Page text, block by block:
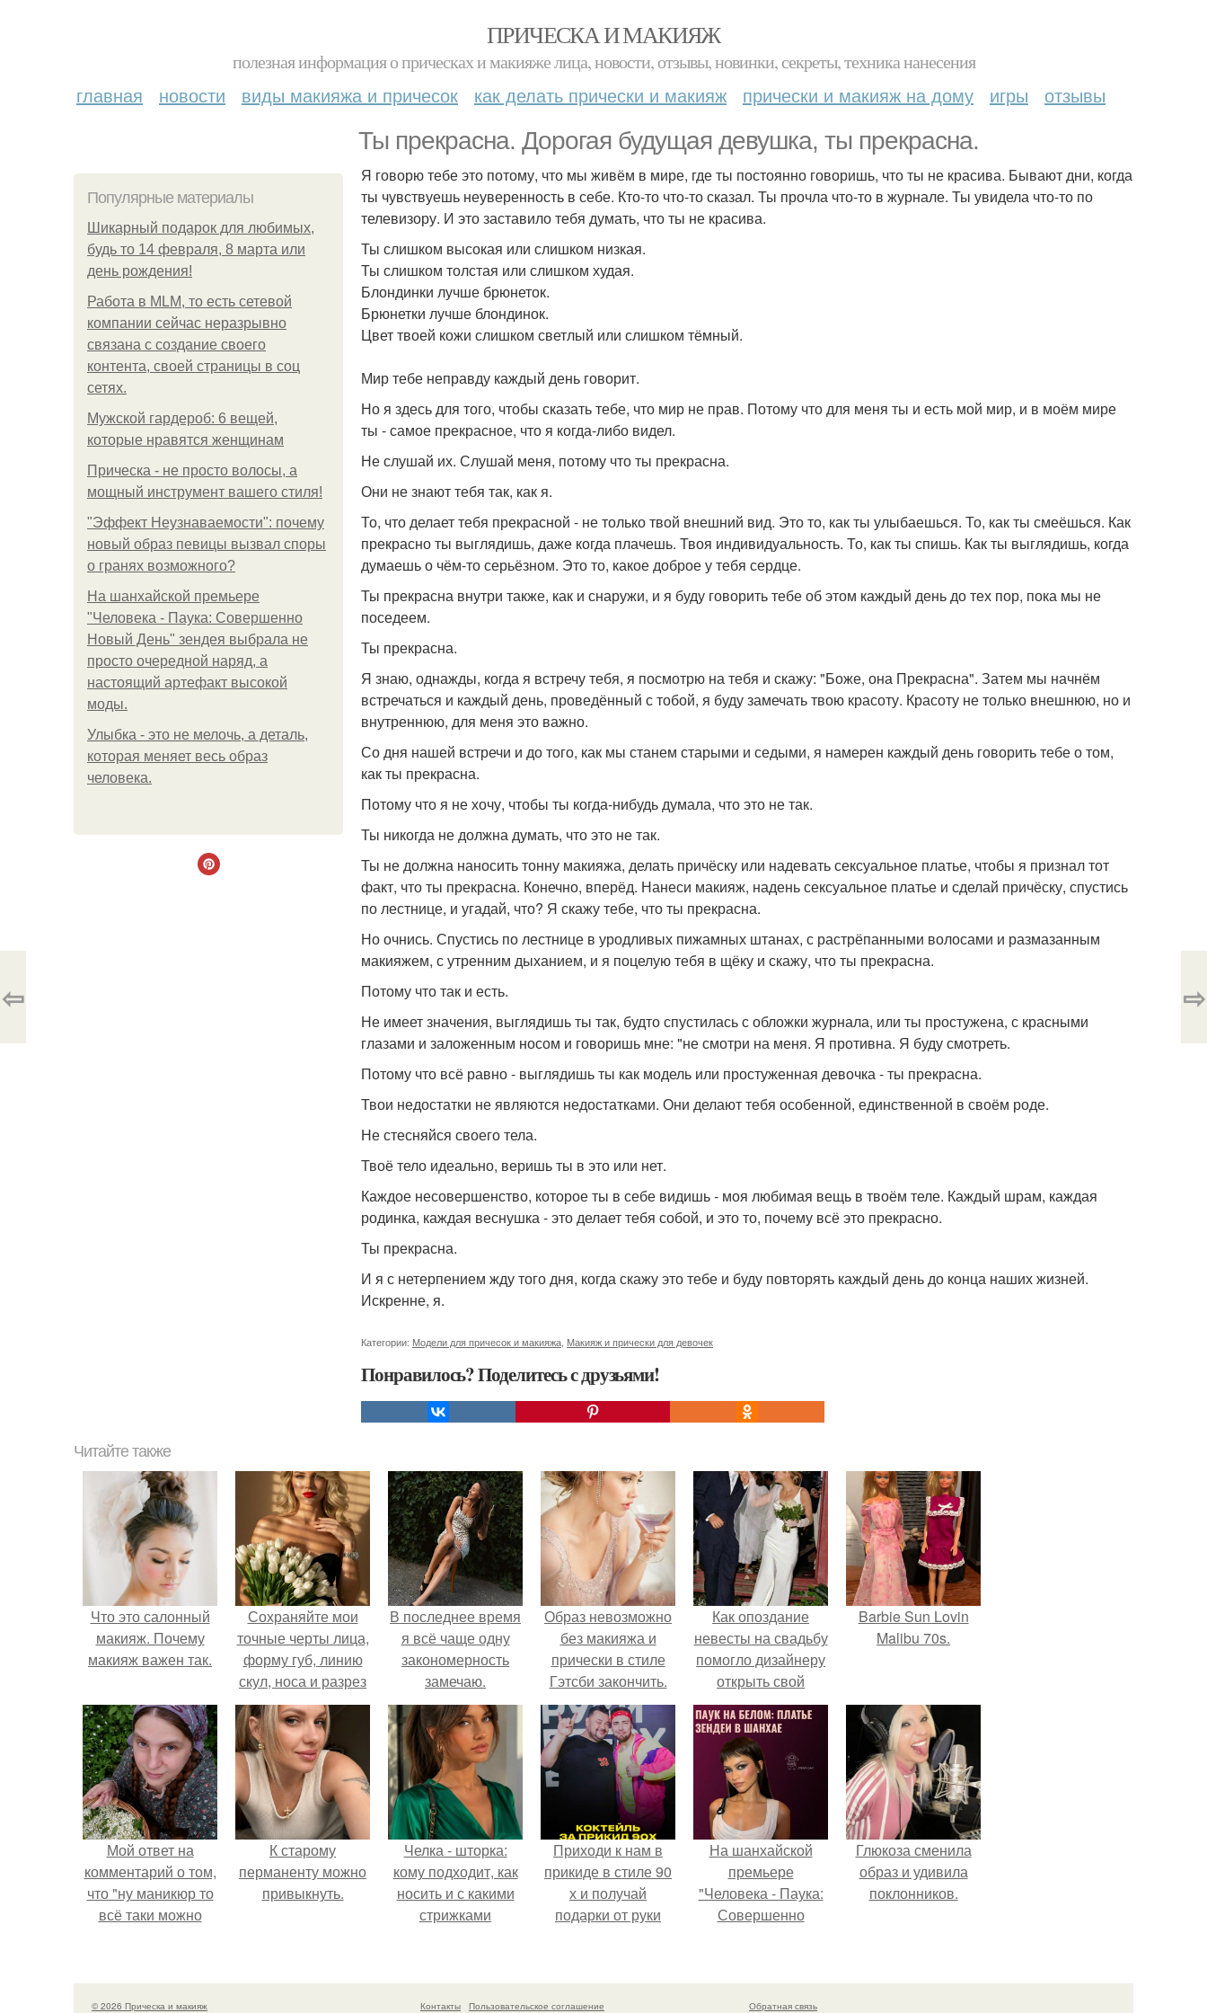
ПРИЧЕСКА И МАКИЯЖ
полезная информация о прическах и макияже лица, новости, отзывы, новинки, секреты, техника нанесения
главная новости виды макияжа и причесок как делать прически и макияж прически и макияж на дому игры отзывы
Ты прекрасна. Дорогая будущая девушка, ты прекрасна.
Популярные материалы
Шикарный подарок для любимых,
будь то 14 февраля, 8 марта или
день рождения!
Работа в MLM, то есть сетевой
компании сейчас неразрывно
связана с создание своего
контента, своей страницы в соц
сетях.
Мужской гардероб: 6 вещей,
которые нравятся женщинам
Прическа - не просто волосы, а
мощный инструмент вашего стиля!
"Эффект Неузнаваемости": почему
новый образ певицы вызвал споры
о гранях возможного?
На шанхайской премьере
"Человека - Паука: Совершенно
Новый День" зендея выбрала не
просто очередной наряд, а
настоящий артефакт высокой
моды.
Улыбка - это не мелочь, а деталь,
которая меняет весь образ
человека.
Я говорю тебе это потому, что мы живём в мире, где ты постоянно говоришь, что ты не красива. Бывают дни, когда
ты чувствуешь неуверенность в себе. Кто-то что-то сказал. Ты прочла что-то в журнале. Ты увидела что-то по
телевизору. И это заставило тебя думать, что ты не красива.
Ты слишком высокая или слишком низкая.
Ты слишком толстая или слишком худая.
Блондинки лучше брюнеток.
Брюнетки лучше блондинок.
Цвет твоей кожи слишком светлый или слишком тёмный.
Мир тебе неправду каждый день говорит.
Но я здесь для того, чтобы сказать тебе, что мир не прав. Потому что для меня ты и есть мой мир, и в моём мире
ты - самое прекрасное, что я когда-либо видел.
Не слушай их. Слушай меня, потому что ты прекрасна.
Они не знают тебя так, как я.
То, что делает тебя прекрасной - не только твой внешний вид. Это то, как ты улыбаешься. То, как ты смеёшься. Как
прекрасно ты выглядишь, даже когда плачешь. Твоя индивидуальность. То, как ты спишь. Как ты выглядишь, когда
думаешь о чём-то серьёзном. Это то, какое доброе у тебя сердце.
Ты прекрасна внутри также, как и снаружи, и я буду говорить тебе об этом каждый день до тех пор, пока мы не
поседеем.
Ты прекрасна.
Я знаю, однажды, когда я встречу тебя, я посмотрю на тебя и скажу: "Боже, она Прекрасна". Затем мы начнём
встречаться и каждый день, проведённый с тобой, я буду замечать твою красоту. Красоту не только внешнюю, но и
внутреннюю, для меня это важно.
Со дня нашей встречи и до того, как мы станем старыми и седыми, я намерен каждый день говорить тебе о том,
как ты прекрасна.
Потому что я не хочу, чтобы ты когда-нибудь думала, что это не так.
Ты никогда не должна думать, что это не так.
Ты не должна наносить тонну макияжа, делать причёску или надевать сексуальное платье, чтобы я признал тот
факт, что ты прекрасна. Конечно, вперёд. Нанеси макияж, надень сексуальное платье и сделай причёску, спустись
по лестнице, и угадай, что? Я скажу тебе, что ты прекрасна.
Но очнись. Спустись по лестнице в уродливых пижамных штанах, с растрёпанными волосами и размазанным
макияжем, с утренним дыханием, и я поцелую тебя в щёку и скажу, что ты прекрасна.
Потому что так и есть.
Не имеет значения, выглядишь ты так, будто спустилась с обложки журнала, или ты простужена, с красными
глазами и заложенным носом и говоришь мне: "не смотри на меня. Я противна. Я буду смотреть.
Потому что всё равно - выглядишь ты как модель или простуженная девочка - ты прекрасна.
Твои недостатки не являются недостатками. Они делают тебя особенной, единственной в своём роде.
Не стесняйся своего тела.
Твоё тело идеально, веришь ты в это или нет.
Каждое несовершенство, которое ты в себе видишь - моя любимая вещь в твоём теле. Каждый шрам, каждая
родинка, каждая веснушка - это делает тебя собой, и это то, почему всё это прекрасно.
Ты прекрасна.
И я с нетерпением жду того дня, когда скажу это тебе и буду повторять каждый день до конца наших жизней.
Искренне, я.
Категории: Модели для причесок и макияжа Макияж и прически для девочек
Понравилось? Поделитесь с друзьями!
⇦ ⇨
Читайте также
Что это салонный
макияж. Почему
макияж важен так.
Сохраняйте мои
точные черты лица,
форму губ, линию
скул, носа и разрез
глаз.
В последнее время
я всё чаще одну
закономерность
замечаю.
Образ невозможно
без макияжа и
прически в стиле
Гэтсби закончить.
Как опоздание
невесты на свадьбу
помогло дизайнеру
открыть свой
бренд.
Barbie Sun Lovin
Malibu 70s.
Мой ответ на
комментарий о том,
что "ну маникюр то
всё таки можно
К старому
перманенту можно
привыкнуть.
Челка - шторка:
кому подходит, как
носить и с какими
стрижками
Приходи к нам в
прикиде в стиле 90
х и получай
подарки от руки
На шанхайской
премьере
"Человека - Паука:
Совершенно
просто очередной
наряд, а настоящий
Глюкоза сменила
образ и удивила
поклонников.
© 2026 Прическа и макияж Контакты Пользовательское соглашение Обратная связь